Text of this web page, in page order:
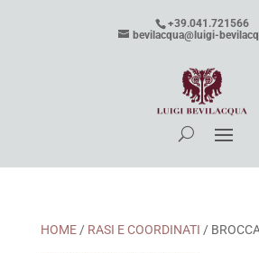
+39.041.721566
bevilacqua@luigi-
HOME/ RASI E COORDINATI /